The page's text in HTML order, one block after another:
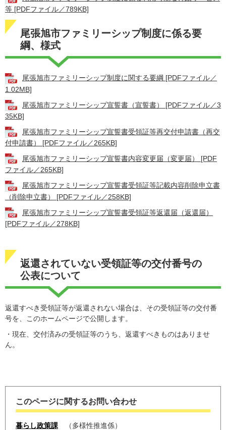
等 [PDFファイル／789KB]
尾張旭市ファミリーシップ制度に係る要
綱、様式
尾張旭市ファミリーシップ制度に関する要綱 [PDFファイル／
1.02MB]
尾張旭市ファミリーシップ宣誓書（宣誓書） [PDFファイル／3
35KB]
尾張旭市ファミリーシップ宣誓書受領証等再交付申請書（再交
付申請書） [PDFファイル／265KB]
尾張旭市ファミリーシップ宣誓書内容変更届（変更届） [PDF
ファイル／265KB]
尾張旭市ファミリーシップ宣誓書受領証等記載内容削除申立書
（削除申立書） [PDFファイル／258KB]
尾張旭市ファミリーシップ宣誓書受領証等返還届（返還届）
[PDFファイル／278KB]
返還されていない受領証等の交付番号の
公表について
返還すべき受領証等が返還されない場合は、その受領証等の交付番
号を、このホームページで公開します。
・現在、交付済みの受領証等のうち、返還すべきものはありませ
ん。
このページに関するお問い合わせ
暮らし政策課
多様性推進係